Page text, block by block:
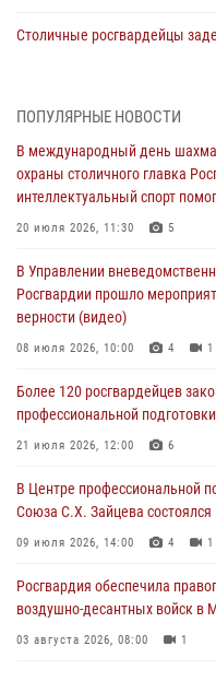
Столичные росгвардейцы
футбольного матча Кубка
05 августа 2026, 12:35
Делегация МВД Республики
04 августа 2026, 18:16
В столичном главке
боевому самбо. (видео)
Офицер Росгвардии стал
и рассказал о работе дежурных
ПОПУЛЯРНЫЕ НОВОСТИ
В международный день
охраны столичного главка
интеллектуальный спорт
20 июля 2026, 11:30 5
В Управлении
Росгвардии прошло
верности (видео)
08 июля 2026, 10:00 4 1
Более 120 росгвардейцев
профессиональной подготовки
21 июля 2026, 12:00 6
В Центре профессиональной
Союза С.Х. Зайцева
09 июля 2026, 14:00 4 1
Росгвардия обеспечила
воздушно-десантных войск в
03 августа 2026, 08:00 1